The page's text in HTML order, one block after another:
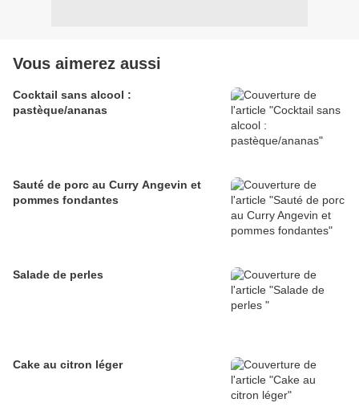
Vous aimerez aussi
Cocktail sans alcool :
pastèque/ananas
Sauté de porc au Curry Angevin et
pommes fondantes
Salade de perles
Cake au citron léger